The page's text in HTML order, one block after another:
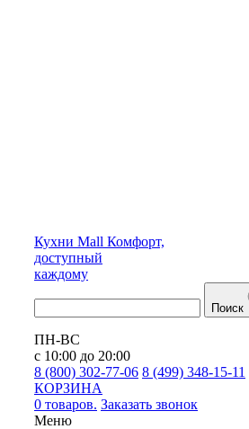
Кухни Mall Комфорт,
доступный
каждому
Поиск
ПН-ВС
с 10:00 до 20:00
8 (800) 302-77-06 8 (499) 348-15-11
КОРЗИНА
0 товаров. Заказать звонок
Меню